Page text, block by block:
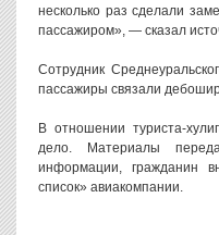
несколько раз сделали
пассажиром», — сказал
Сотрудник
пассажиры связали
В отношении туриста-
дело. Материалы
информации, гражданин
список» авиакомпании.